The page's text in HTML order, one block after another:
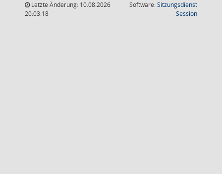
Letzte Änderung: 10.08.2026
20:03:18
Software:Sitzungsdienst
Session(Wird in